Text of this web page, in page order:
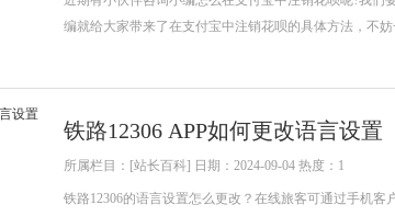
编就给大家带来了在支付宝中注销花呗的具体方法，不
铁路12306 APP如何更改语言设置
所属栏目：[站长百科] 日期：2024-09-04 热度：1
铁路12306的语言设置怎么更改？在线旅客可通过手机客